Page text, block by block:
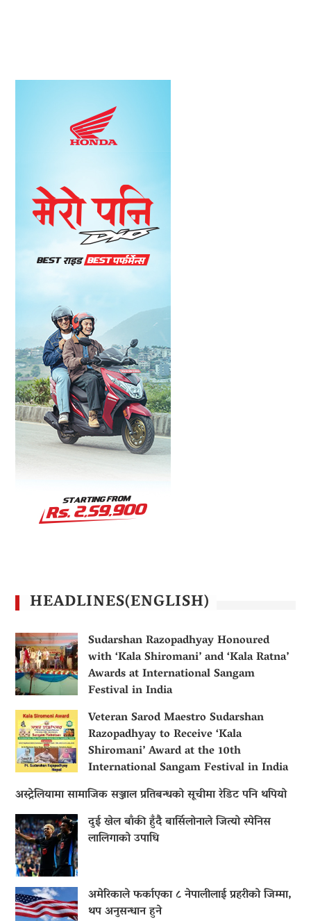
HEADLINES(ENGLISH)
Sudarshan Razopadhyay Honoured
with ‘Kala Shiromani’ and ‘Kala Ratna’
Awards at International Sangam
Festival in India
Veteran Sarod Maestro Sudarshan
Razopadhyay to Receive ‘Kala
Shiromani’ Award at the 10th
International Sangam Festival in India
अस्ट्रेलियामा सामाजिक सञ्जाल प्रतिबन्धको सूचीमा रेडिट पनि थपियो
दुई खेल बाँकी हुँदै बार्सिलोनाले जित्यो स्पेनिस
लालिगाको उपाधि
अमेरिकाले फर्काएका ८ नेपालीलाई प्रहरीको जिम्मा,
थप अनुसन्धान हुने